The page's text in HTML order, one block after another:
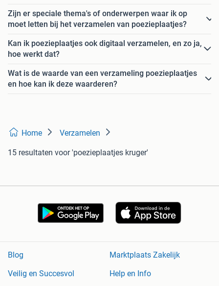
Zijn er speciale thema's of onderwerpen waar ik op
moet letten bij het verzamelen van poezieplaatjes?
Kan ik poezieplaatjes ook digitaal verzamelen, en zo ja,
hoe werkt dat?
Wat is de waarde van een verzameling poezieplaatjes
en hoe kan ik deze waarderen?
Home Verzamelen
15 resultaten voor 'poezieplaatjes kruger'
Blog
Marktplaats Zakelijk
Veilig en Succesvol
Help en Info